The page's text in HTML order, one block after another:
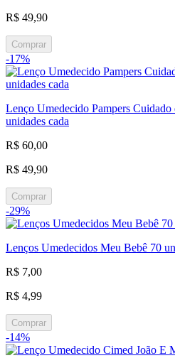
R$ 49,90
Comprar
-17%
Lenço Umedecido Pampers Cuidado
unidades cada
R$ 60,00
R$ 49,90
Comprar
-29%
Lenços Umedecidos Meu Bebê 70
R$ 7,00
R$ 4,99
Comprar
-14%